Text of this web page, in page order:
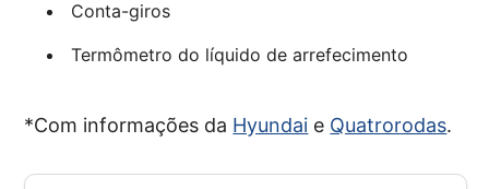
Conta-giros
Termômetro do líquido de arrefecimento
*Com informações da Hyundai e Quatrorodas.